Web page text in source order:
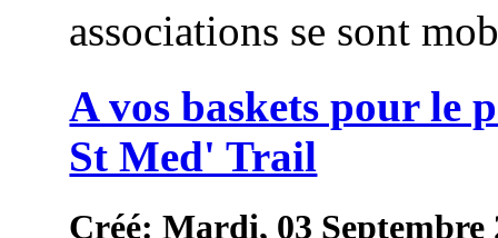
associations se sont
A vos baskets pour le
St Med' Trail
Créé: Mardi, 03 Septembre